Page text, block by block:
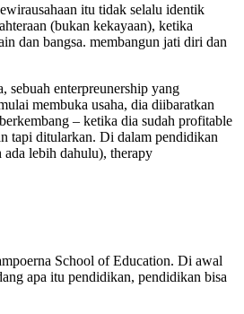
itu tidak selalu identik
(bukan kekayaan), ketika
dan bangsa. membangun jati diri dan
sebuah enterpreunership yang
membuka usaha, dia diibaratkan
– ketika dia sudah profitable
tapi ditularkan. Di dalam pendidikan
ada lebih dahulu), therapy
School of Education. Di awal
apa itu pendidikan, pendidikan bisa